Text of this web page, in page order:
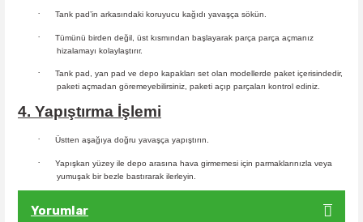
· Tank pad’in arkasındaki koruyucu kağıdı yavaşça sökün.
·
Tümünü birden değil, üst kısmından başlayarak parça parça açmanız
hizalamayı kolaylaştırır.
·
Tank pad, yan pad ve depo kapakları set olan modellerde paket içerisindedir,
paketi açmadan göremeyebilirsiniz, paketi açıp parçaları kontrol ediniz.
4. Yapıştırma İşlemi
· Üstten aşağıya doğru yavaşça yapıştırın.
·
Yapışkan yüzey ile depo arasına hava girmemesi için parmaklarınızla veya
yumuşak bir bezle bastırarak ilerleyin.
Yorumlar